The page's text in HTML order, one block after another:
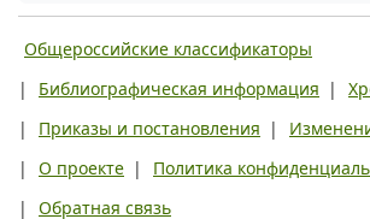
Общероссийские классификаторы
|
Библиографическая информация |
|
Приказы и постановления |
|
О проекте |
Политика
|
Обратная связь